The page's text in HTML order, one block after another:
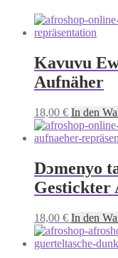
Kavuvu
Aufnäher
18,00 € In den
Dɔmenyo
Gestickter
18,00 € In den